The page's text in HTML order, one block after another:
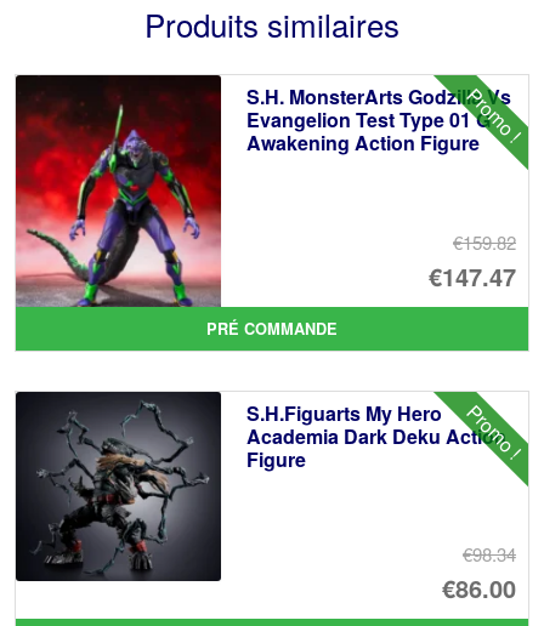
Produits similaires
Promo !
S.H. MonsterArts Godzilla Vs
Evangelion Test Type 01 G
Awakening Action Figure
€159.82
Le
€147.47
Le
PRÉ COMMANDE
Promo !
S.H.Figuarts My Hero
Academia Dark Deku Action
Figure
€98.34
Le
€86.00